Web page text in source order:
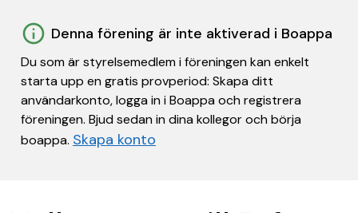
Denna förening är inte aktiverad i Boappa
Du som är styrelsemedlem i föreningen kan enkelt
starta upp en gratis provperiod: Skapa ditt
användarkonto, logga in i Boappa och registrera
föreningen. Bjud sedan in dina kollegor och börja
boappa. Skapa konto